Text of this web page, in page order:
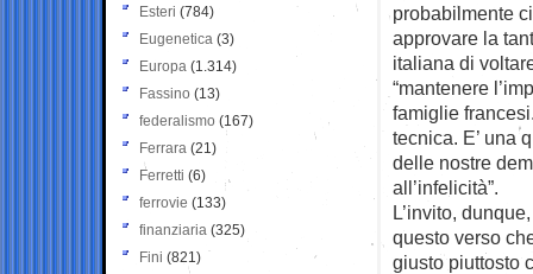
probabilmente
approvare la
italiana di
“mantenere
famiglie
tecnica. E’ una
delle nostre
all’infelicità”.
L’invito,
questo verso
giusto piuttosto
Esteri (784)
Eugenetica (3)
Europa (1.314)
Fassino (13)
federalismo (167)
Ferrara (21)
Ferretti (6)
ferrovie (133)
finanziaria (325)
Fini (821)